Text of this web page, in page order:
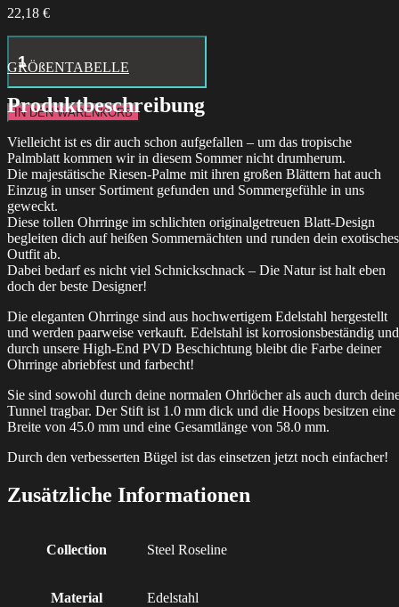
22,18 €
Hustle
Butter
Deluxe
Tattoo
Aftercare
24x
Box
Menge
IN DEN WARENKORB
GRÖßENTABELLE
Produktbeschreibung
Vielleicht ist es dir auch schon aufgefallen – um das tropische
Palmblatt kommen wir in diesem Sommer nicht drumherum.
Die majestätische Riesen-Palme mit ihren großen Blättern hat auch
Einzug in unser Sortiment gefunden und Sommergefühle in uns
geweckt.
Diese tollen Ohrringe im schlichten originalgetreuen Blatt-Design
begleiten dich auf heißen Sommernächten und runden dein exotisches
Outfit ab.
Dabei bedarf es nicht viel Schnickschnack – Die Natur ist halt eben
doch der beste Designer!
Die eleganten Ohrringe sind aus hochwertigem Edelstahl hergestellt
und werden paarweise verkauft. Edelstahl ist korrosionsbeständig und
durch unsere High-End PVD Beschichtung bleibt die Farbe deiner
Ohrringe abriebfest und farbecht!
Sie sind sowohl durch deine normalen Ohrlöcher als auch durch
Tunnel tragbar. Der Stift ist 1.0 mm dick und die Hoops besitzen eine
Breite von 45.0 mm und eine Gesamtlänge von 58.0 mm.
Durch den verbesserten Bügel ist das einsetzen jetzt noch einfacher!
Zusätzliche Informationen
Collection Steel Roseline
Material Edelstahl